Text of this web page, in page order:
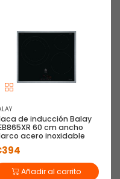
de inducción Balay
60 cm ancho
acero inoxidable
Añadir al carrito